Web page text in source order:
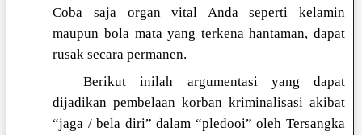
Coba saja organ vital Anda seperti kelamin
maupun bola mata yang terkena hantaman, dapat
rusak secara permanen.
Berikut inilah argumentasi yang dapat
dijadikan pembelaan korban kriminalisasi akibat
“jaga / bela diri” dalam “pledooi” oleh Tersangka